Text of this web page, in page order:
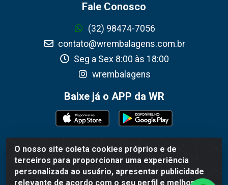
O nosso site coleta cookies próprios e de
terceiros para proporcionar uma experiência
personalizada ao usuário, apresentar publicidade
relevante de acordo com o seu perfil e melhorar a
Fale Conosco
(32) 98474-7056
contato@wrembalagens.com.br
Seg a Sex 8:00 às 18:00
wrembalagens
Baixe já o APP da WR
WR Embalagens - R. Cel. Teodoro Gomes de Araújo, 1360 -
Grogotó - Barbacena / MG - CEP 36202-628 - CNPJ
02.692.206/0001-55